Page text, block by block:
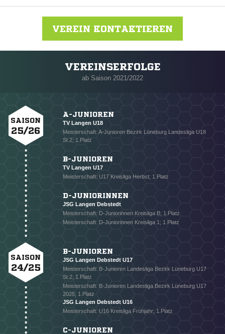
VEREIN KONTAKTIEREN
Nachricht an TV Langen
VEREINSERFOLGE
ab Saison 2021/2022
SAISON
25/26
A-JUNIOREN
TV Langen U18
Meisterschaft: A-Junioren Bezirk Lüneburg Landesliga U18
St.2; 1.Platz
B-JUNIOREN
TV Langen U17
Meisterschaft: U17 Kreisliga Herbst; 1.Platz
D-JUNIORINNEN
JSG Langen Debstedt
Meisterschaft: D-Juniorinnen Kreisliga B; 1.Platz
Meisterschaft: D-Juniorinnen Kreisliga 1; 1.Platz
SAISON
24/25
B-JUNIOREN
JSG Langen Debstedt U17
Meisterschaft: B-Junioren Landesliga Bezirk Lüneburg U17
St.2; 1.Platz
Meisterschaft: B-Junioren Landesliga Bezirk Lüneburg U17
2025; 1.Platz
JSG Langen Debstedt U16
Meisterschaft: U16 Kreisliga Frühjahr; 1.Platz
C-JUNIOREN